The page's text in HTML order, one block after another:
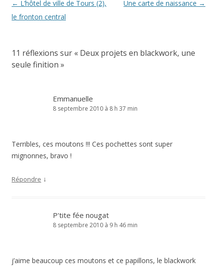
Navigation
des
← L’hôtel de ville de Tours (2),
le fronton central
Une carte de naissance →
11 réflexions sur « Deux projets en blackwork, une
seule finition »
Emmanuelle
8 septembre 2010 à 8 h 37 min
Terribles, ces moutons !!! Ces pochettes sont super
mignonnes, bravo !
Répondre ↓
P'tite fée nougat
8 septembre 2010 à 9 h 46 min
j’aime beaucoup ces moutons et ce papillons, le blackwork